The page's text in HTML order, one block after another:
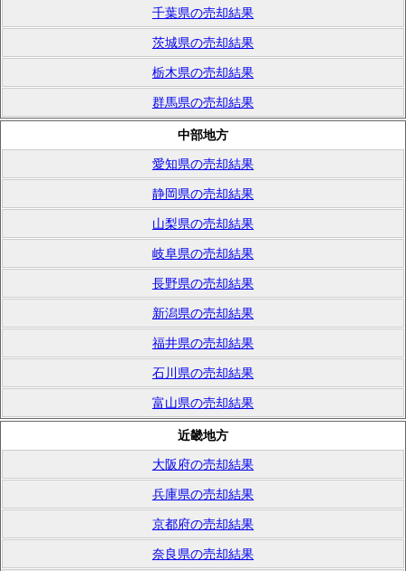
千葉県の売却結果
茨城県の売却結果
栃木県の売却結果
群馬県の売却結果
中部地方
愛知県の売却結果
静岡県の売却結果
山梨県の売却結果
岐阜県の売却結果
長野県の売却結果
新潟県の売却結果
福井県の売却結果
石川県の売却結果
富山県の売却結果
近畿地方
大阪府の売却結果
兵庫県の売却結果
京都府の売却結果
奈良県の売却結果